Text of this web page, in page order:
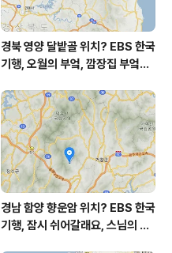
경북 영양 달밭골 위치? EBS 한국
기행, 오월의 부엌, 깜장집 부엌은
어디? / 경상북도 영양군 가볼 만
한 곳, 영양읍 상원리. KBS 인간극
장 임분노미 할머니
경남 함양 향운암 위치? EBS 한국
기행, 잠시 쉬어갈래요, 스님의 어